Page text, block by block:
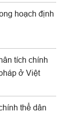
hoạch định
tích chính
ở Việt
thể dân